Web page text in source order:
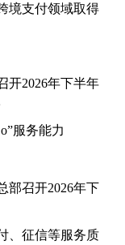
境支付领域取得
开2026年下半年
服务能力
部召开2026年下
、征信等服务质